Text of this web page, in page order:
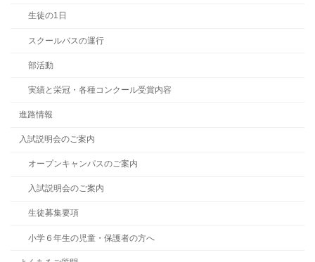
生徒の1日
スクールバスの運行
部活動
実績と栄冠・各種コンクール受賞内容
進路情報
入試説明会のご案内
オープンキャンパスのご案内
入試説明会のご案内
生徒募集要項
小学６年生の児童・保護者の方へ